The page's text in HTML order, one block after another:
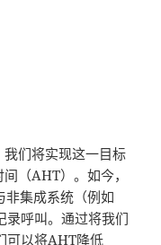
我们将实现这一目标
（AHT）。如今，
集成系统（例如
录呼叫。通过将我们
可以将AHT降低